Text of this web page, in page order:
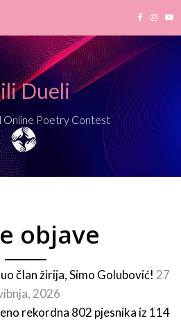
Dueli
Online Poetry Contest
objave
član žirija, Simo Golubović! 27
2026
rekordna 802 pjesnika iz 114